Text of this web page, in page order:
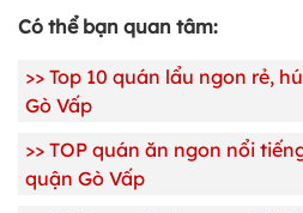
Có thể bạn quan tâm:
>> Top 10 quán lẩu ngon rẻ,
Gò Vấp
>> TOP quán ăn ngon nổi
quận Gò Vấp